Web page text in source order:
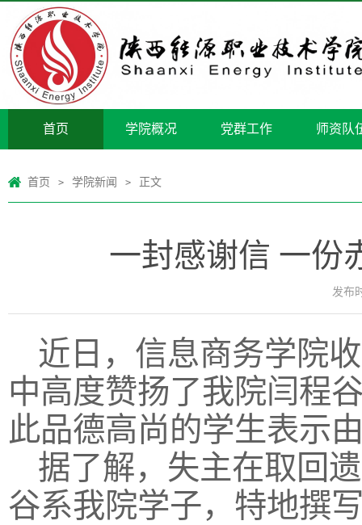
首页 学院概况 党群工作 师资队
首页 > 学院新闻 > 正文
一封感谢信 一
发布
近日，信息商务学院
中高度赞扬了我院闫程
此品德高尚的学生表示
据了解，失主在取回
谷系我院学子，特地撰